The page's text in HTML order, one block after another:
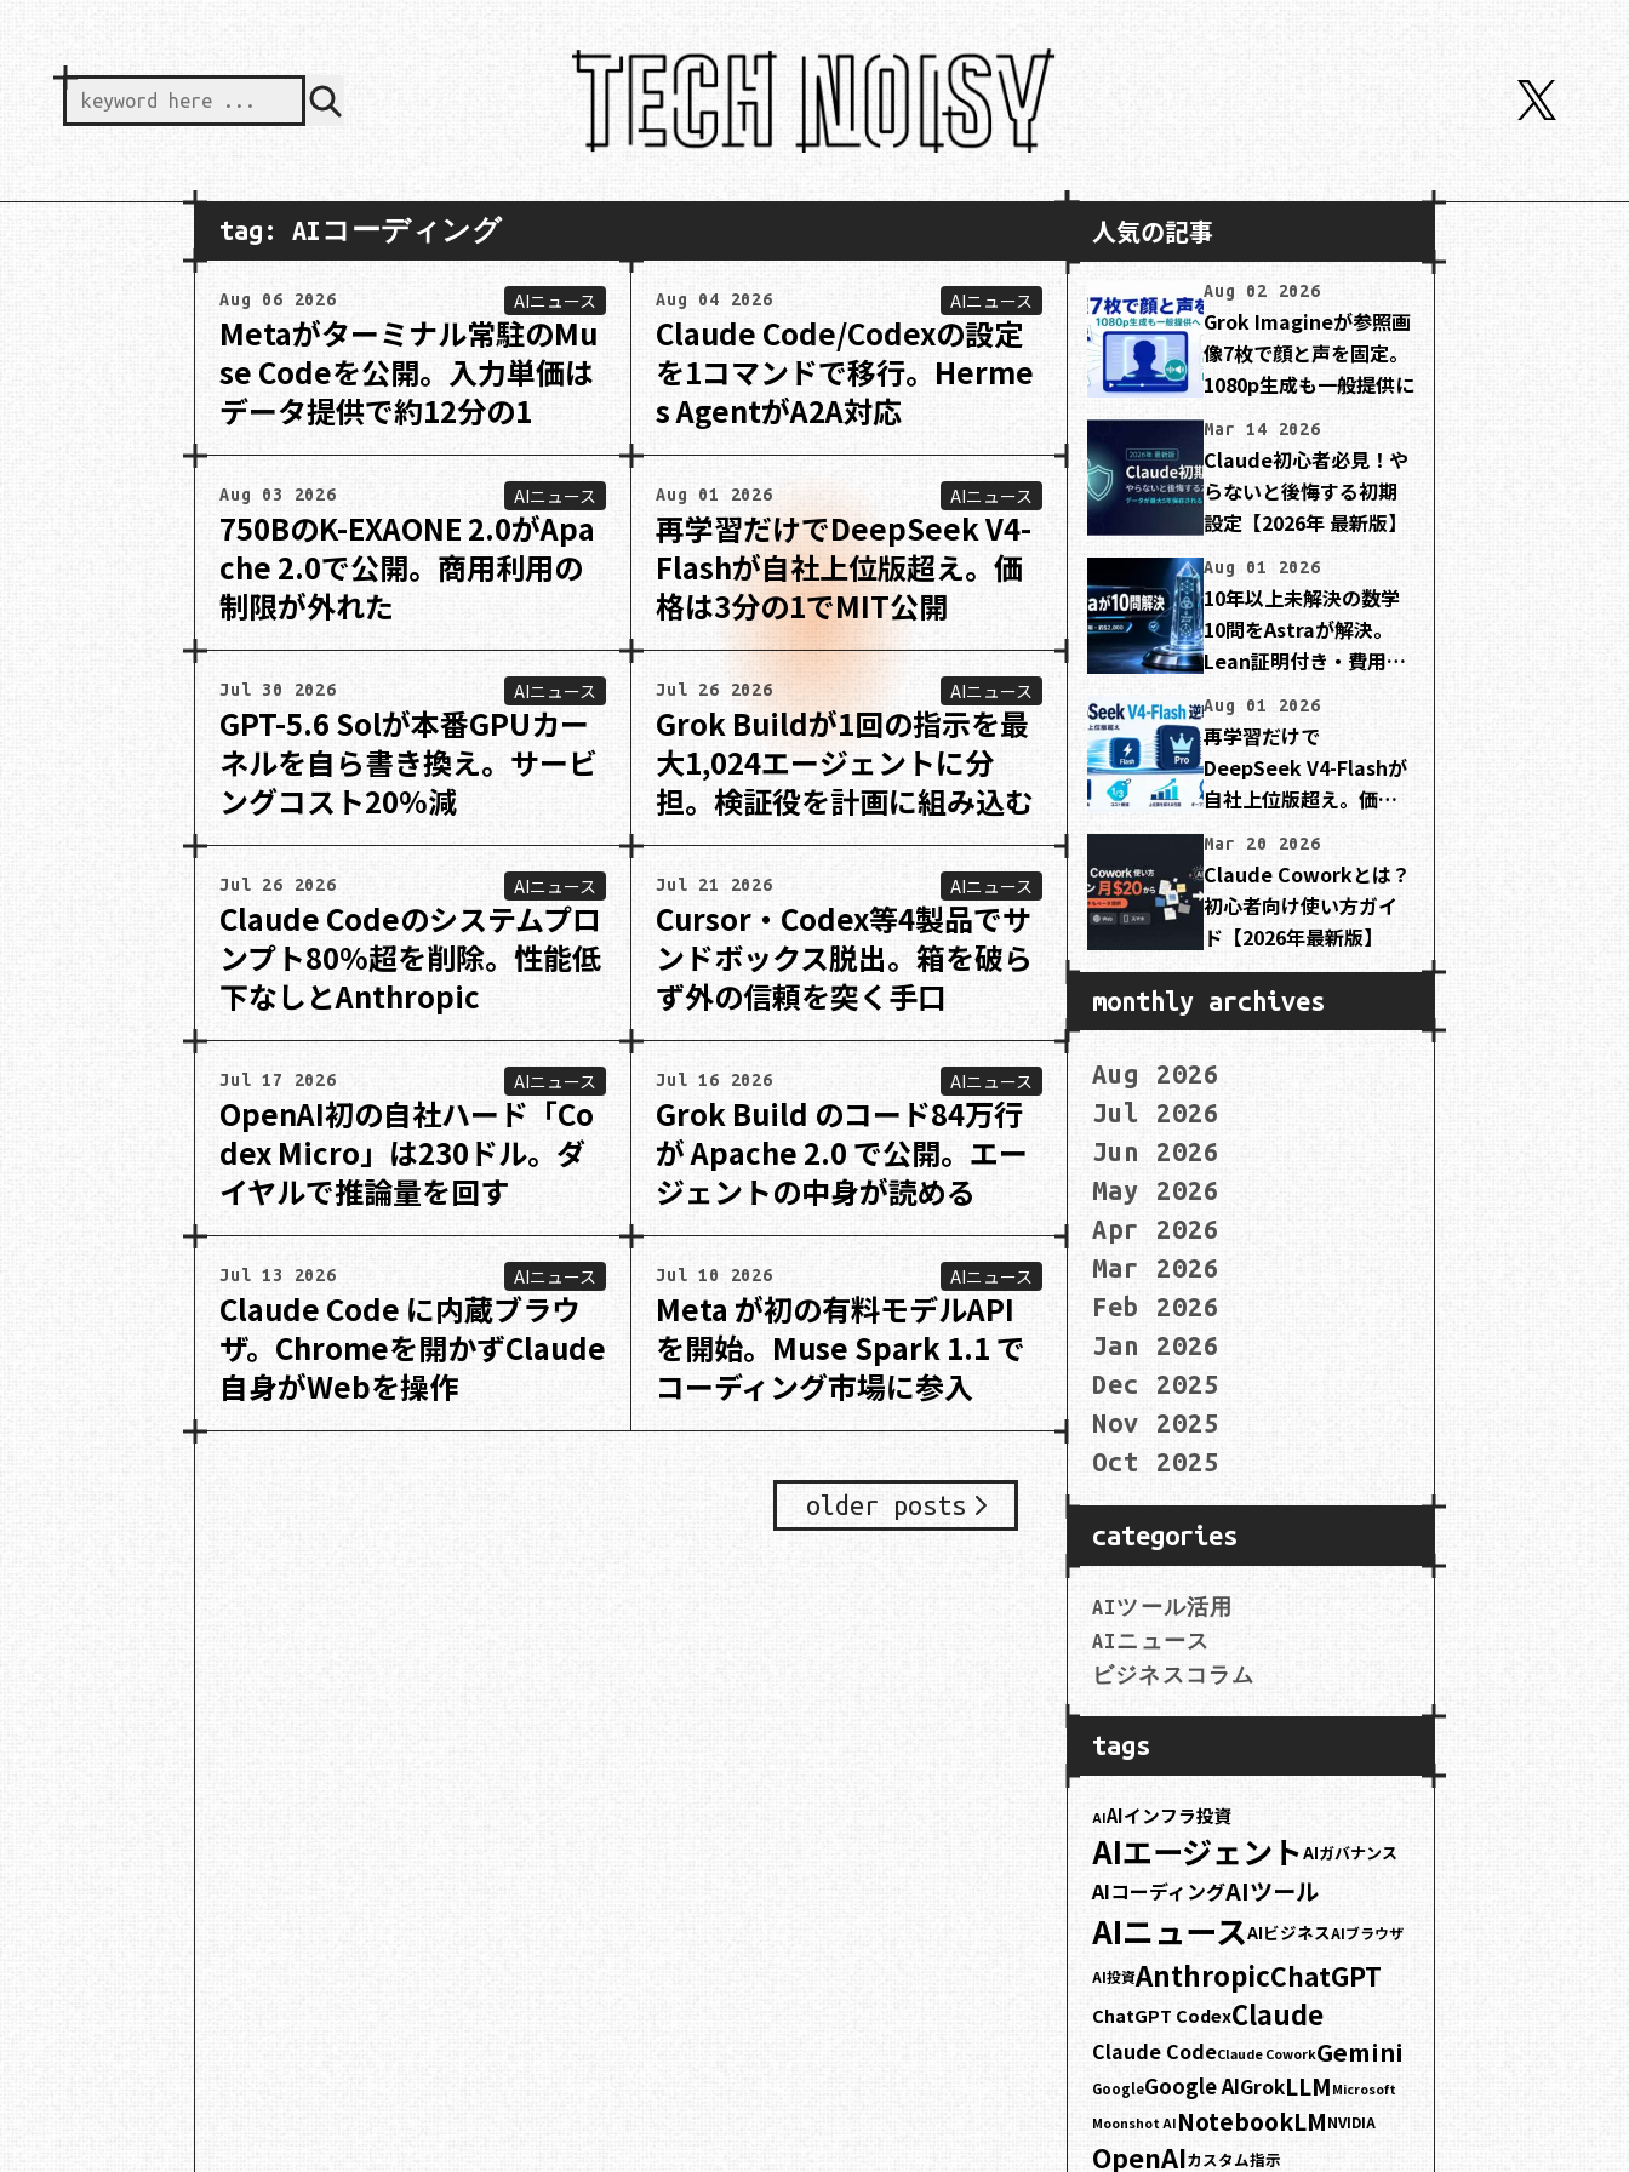
keyword here ...
tag: AIコーディング
Aug 06 2026 AIニュース
Metaがターミナル常駐のMu
se Codeを公開。入力単価は
データ提供で約12分の1
Aug 04 2026 AIニュース
Claude Code/Codexの設定
を1コマンドで移行。Herme
s AgentがA2A対応
Aug 03 2026 AIニュース
750BのK-EXAONE 2.0がApa
che 2.0で公開。商用利用の
制限が外れた
Aug 01 2026 AIニュース
再学習だけでDeepSeek V4-
Flashが自社上位版超え。価
格は3分の1でMIT公開
Jul 30 2026 AIニュース
GPT-5.6 Solが本番GPUカー
ネルを自ら書き換え。サービ
ングコスト20%減
Jul 26 2026 AIニュース
Grok Buildが1回の指示を最
大1,024エージェントに分
担。検証役を計画に組み込む
Jul 26 2026 AIニュース
Claude Codeのシステムプロ
ンプト80%超を削除。性能低
下なしとAnthropic
Jul 21 2026 AIニュース
Cursor・Codex等4製品でサ
ンドボックス脱出。箱を破ら
ず外の信頼を突く手口
Jul 17 2026 AIニュース
OpenAI初の自社ハード「Co
dex Micro」は230ドル。ダ
イヤルで推論量を回す
Jul 16 2026 AIニュース
Grok Build のコード84万行
が Apache 2.0 で公開。エー
ジェントの中身が読める
Jul 13 2026 AIニュース
Claude Code に内蔵ブラウ
ザ。Chromeを開かずClaude
自身がWebを操作
Jul 10 2026 AIニュース
Meta が初の有料モデルAPI
を開始。Muse Spark 1.1 で
コーディング市場に参入
older posts
人気の記事
Aug 02 2026
Grok Imagineが参照画
像7枚で顔と声を固定。
1080p生成も一般提供に
Mar 14 2026
Claude初心者必見！や
らないと後悔する初期
設定【2026年 最新版】
Aug 01 2026
10年以上未解決の数学
10問をAstraが解決。
Lean証明付き・費用は
Aug 01 2026
再学習だけで
DeepSeek V4-Flashが
自社上位版超え。価格
Mar 20 2026
Claude Coworkとは？
初心者向け使い方ガイ
ド【2026年最新版】
monthly archives
Aug 2026
Jul 2026
Jun 2026
May 2026
Apr 2026
Mar 2026
Feb 2026
Jan 2026
Dec 2025
Nov 2025
Oct 2025
categories
AIツール活用
AIニュース
ビジネスコラム
tags
AIAIインフラ投資
AIエージェントAIガバナンス
AIコーディングAIツール
AIニュースAIビジネスAIブラウザ
AI投資AnthropicChatGPT
ChatGPT CodexClaude
Claude CodeClaude CoworkGemini
GoogleGoogle AIGrokLLM Microsoft
Moonshot AI NotebookLMNVIDIA
OpenAIカスタム指示